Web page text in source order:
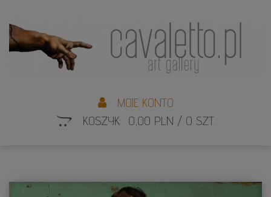
MOJE KONTO
KOSZYK: 0,00 PLN / 0 SZT.